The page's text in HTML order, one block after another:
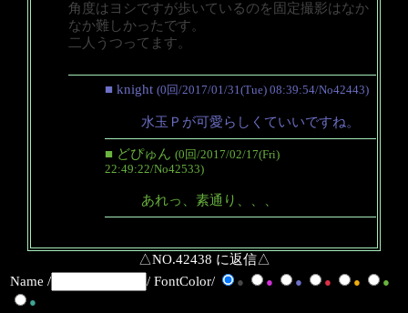
角度はヨシですが歩いているのを固定撮影はなか
なか難しかったです。
二人うつってます。
■ knight (0回/2017/01/31(Tue) 08:39:54/No42443)
水玉Ｐが可愛らしくていいですね。
■ どぴゅん (0回/2017/02/17(Fri)
22:49:22/No42533)
あれっ、素通り、、、
△NO.42438 に返信△
Name /
/ FontColor/ ● ● ● ● ●
●
●